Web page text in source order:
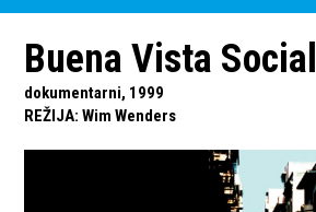
Buena Vista
dokumentarni, 1999
REŽIJA: Wim Wenders